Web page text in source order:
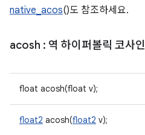
native_acos()도 참조하세요.
acosh : 역 하이퍼볼릭 코사인
float acosh(float v);
float2 acosh(float2 v);